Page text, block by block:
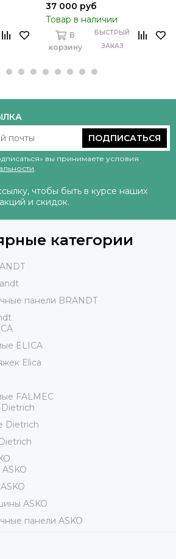
37 000 руб
Товар в наличии
В
корзину
БЫСТРЫЙ
ЗАКАЗ
ПОДПИСАТЬСЯ
вы принимаете условия
.
чтобы быть в курсе наших
и скидок.
категории
панели BRANDT
ELICA
Elica
FALMEC
Dietrich
Dietrich
ASKO
панели ASKO